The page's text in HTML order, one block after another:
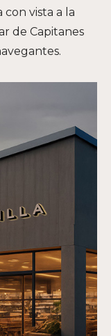
vista a la
de Capitanes